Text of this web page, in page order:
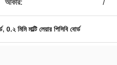
আকার: /
, 0.২ মিমি মাল্টি লেয়ার পিসিবি বোর্ড